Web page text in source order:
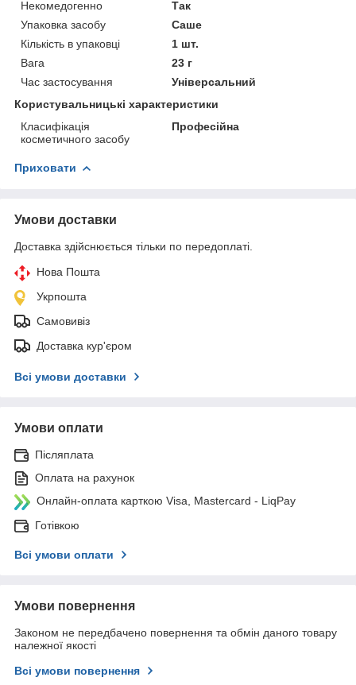
Некомедогенно
Так
Упаковка засобу
Саше
Кількість в упаковці
1 шт.
Вага
23 г
Час застосування
Універсальний
Користувальницькі характеристики
Класифікація
косметичного засобу
Професійна
Приховати
Умови доставки
Доставка здійснюється тільки по передоплаті.
Нова Пошта
Укрпошта
Самовивіз
Доставка кур'єром
Всі умови доставки
Умови оплати
Післяплата
Оплата на рахунок
Онлайн-оплата карткою Visa, Mastercard - LiqPay
Готівкою
Всі умови оплати
Умови повернення
Законом не передбачено повернення та обмін даного товару
належної якості
Всі умови повернення